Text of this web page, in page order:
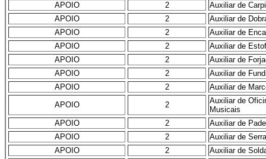
APOIO
2
Auxiliar de
APOIO
2
Auxiliar de
APOIO
2
Auxiliar de
APOIO
2
Auxiliar de
APOIO
2
Auxiliar de
APOIO
2
Auxiliar de
APOIO
2
Auxiliar de
APOIO
2
Auxiliar de
Musicais
APOIO
2
Auxiliar de
APOIO
2
Auxiliar de
APOIO
2
Auxiliar de